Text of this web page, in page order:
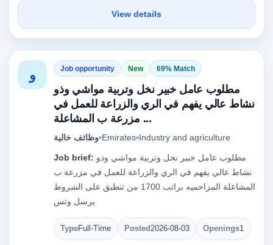
View details
و Job opportunity New 69% Match
مطلوب عامل خبير نخل وتربية مواشي وذو
نشاط عالي يفهم في الري والزراعة للعمل في
مزرعة ب المشاعلة ...
وظائف خالية Emirates Industry and agriculture
Job brief:
نشاط عالي يفهم في الري والزراعة للعمل في مزرعة ب
المشاعلة المزاحميه براتب 1700 من تنطبق على الشروط
يرسل وتس
TypeFull-Time Posted2026-08-03 Openings1